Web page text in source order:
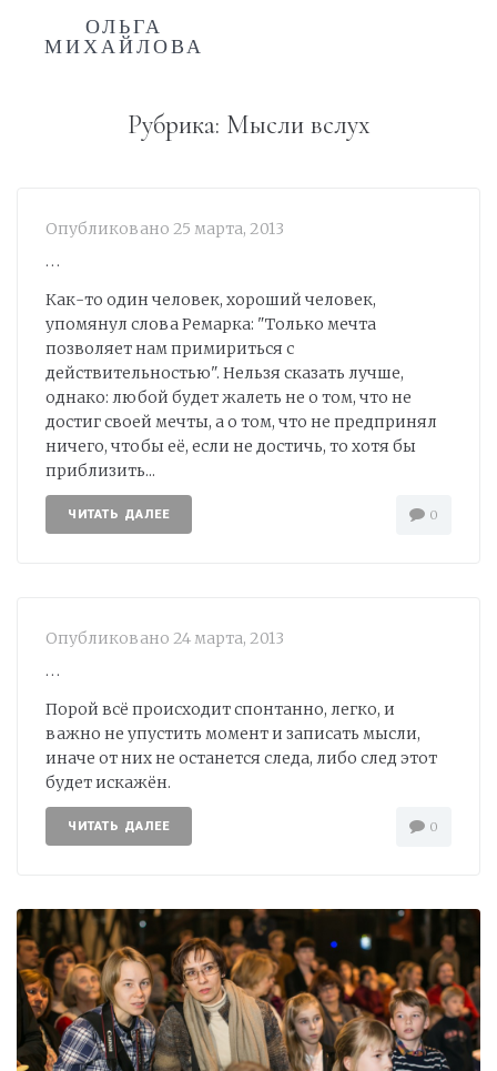
ОЛЬГА
МИХАЙЛОВА
Рубрика: Мысли вслух
Опубликовано 25 марта, 2013
…
Как-то один человек, хороший человек,
упомянул слова Ремарка: "Только мечта
позволяет нам примириться с
действительностью". Нельзя сказать лучше,
однако: любой будет жалеть не о том, что не
достиг своей мечты, а о том, что не предпринял
ничего, чтобы её, если не достичь, то хотя бы
приблизить...
ЧИТАТЬ ДАЛЕЕ 0
Опубликовано 24 марта, 2013
…
Порой всё происходит спонтанно, легко, и
важно не упустить момент и записать мысли,
иначе от них не останется следа, либо след этот
будет искажён.
ЧИТАТЬ ДАЛЕЕ 0